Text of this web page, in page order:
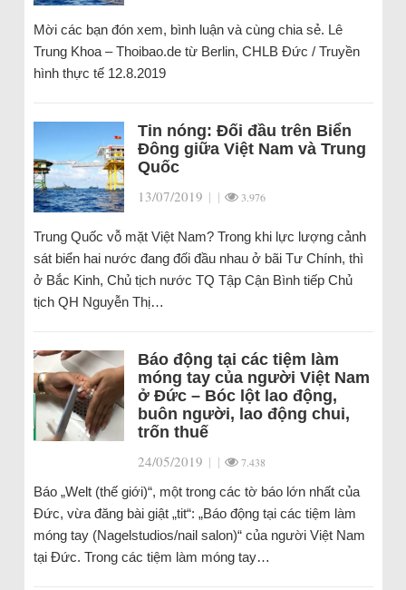
Mời các bạn đón xem, bình luận và cùng chia sẻ. Lê
Trung Khoa – Thoibao.de từ Berlin, CHLB Đức / Truyền
hình thực tế 12.8.2019
Tin nóng: Đối đầu trên Biển
Đông giữa Việt Nam và Trung
Quốc
13/07/2019 | | 3.976
Trung Quốc vỗ mặt Việt Nam? Trong khi lực lượng cảnh
sát biển hai nước đang đối đầu nhau ở bãi Tư Chính, thì
ở Bắc Kinh, Chủ tịch nước TQ Tập Cận Bình tiếp Chủ
tịch QH Nguyễn Thị…
Báo động tại các tiệm làm
móng tay của người Việt Nam
ở Đức – Bóc lột lao động,
buôn người, lao động chui,
trốn thuế
24/05/2019 | | 7.438
Báo „Welt (thế giới)“, một trong các tờ báo lớn nhất của
Đức, vừa đăng bài giật „tit“: „Báo động tại các tiệm làm
móng tay (Nagelstudios/nail salon)“ của người Việt Nam
tại Đức. Trong các tiệm làm móng tay…